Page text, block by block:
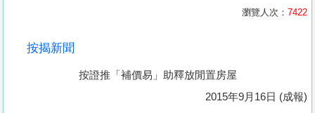
瀏覽人次： 7422
按揭新聞
按證推「補價易」助釋放閒置房屋
2015年9月16日 (成報)